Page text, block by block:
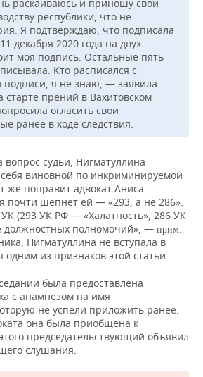
раскаиваюсь и приношу свои
республики, что не
Я подтверждаю, что подписала
декабря 2020 года на двух
моя подпись. Остальные пять
Кто расписался с
я не знаю, — заявила
старте прений в Вахитовском
огласить свои
ранее в ходе следствия.
вопрос судьи, Нигматуллина
виновной по инкриминируемой
же поправит адвокат Аниса
почти шепнет ей — «293, а не 286».
УК (293 УК РФ — «Халатность», 286 УК
полномочий», — прим.
Нигматуллина не вступала в
одним из признаков этой статьи.
была предоставлена
с анамнезом на имя
не успели приложить ранее.
она была приобщена к
председательствующий объявил
слушания.